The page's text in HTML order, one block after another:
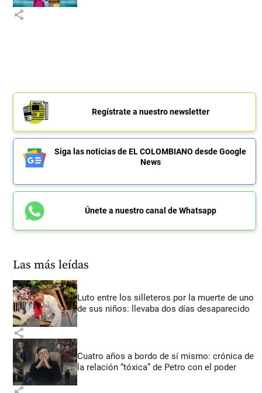
share
Regístrate a nuestro newsletter
Siga las noticias de EL COLOMBIANO desde Google
News
Únete a nuestro canal de Whatsapp
Las más leídas
Luto entre los silleteros por la muerte de uno
de sus niños: llevaba dos días desaparecido
share
Cuatro años a bordo de sí mismo: crónica de
la relación “tóxica” de Petro con el poder